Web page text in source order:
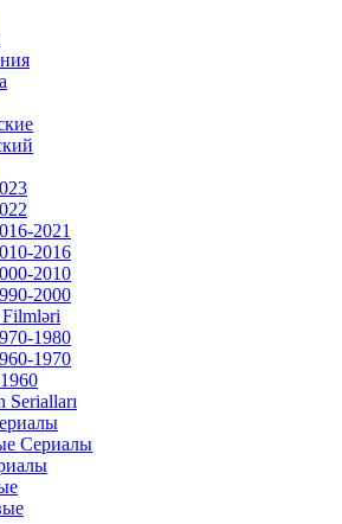
2021
2016
2010
2000
1980
1970
Serialları
Сериалы